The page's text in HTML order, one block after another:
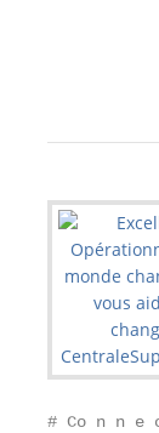
# Co n n e